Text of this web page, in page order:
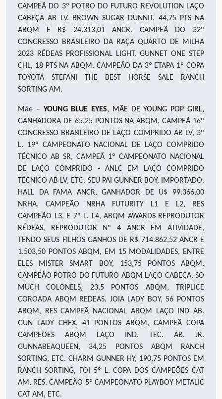
CAMPEÃ DO 3º POTRO DO FUTURO REVOLUTION LAÇO
CABEÇA AB LV. BROWN SUGAR DUNNIT, 44,75PTS NA
ABQM E R$ 24.313,01 ANCR. CAMPEÃ DO 32º
CONGRESSO BRASILEIRO DA RAÇA QUARTO DE MILHA
2023 RÉDEAS PROFISSIONAL LIGHT . GUNNET ONE STEP
CHL, 18PTS NA ABQM, CAMPEÃO DA 3º ETAPA 1º COPA
TOYOTA STEFANI THE BEST HORSE SALE RANCH
SORTING AM.
Mãe – YOUNG BLUE EYES, MÃE DE YOUNG POP GIRL,
GANHADORA DE 65,25 PONTOS NA ABQM, CAMPEÃ 16º
CONGRESSO BRASILEIRO DE LAÇO COMPRIDO AB LV, 3º
L. 19º CAMPEONATO NACIONAL DE LAÇO COMPRIDO
TÉCNICO AB SR, CAMPEÃ 1º CAMPEONATO NACIONAL
DE LAÇO COMPRIDO - ANLC EM LAÇO COMPRIDO
TÉCNICO AB LV, ETC. SEU PAI GUNNER BOY, IMPORTADO.
HALL DA FAMA ANCR, GANHADOR DE U$ 99.366,00
NRHA, CAMPEÃO NRHA FUTURITY L1 E L2, RES
CAMPEÃO L3, E 7º L. L4, ABQM AWARDS REPRODUTOR
RÉDEAS, REPRODUTOR Nº 4 ANCR EM ATIVIDADE,
TENDO SEUS FILHOS GANHOS DE R$ 714.862,52 ANCR E
1.503,50 PONTOS ABQM, EM 15 MODALIDADES, ENTRE
ELES MISTER SMART BOY, 153,75 PONTOS ABQM,
CAMPEÃO POTRO DO FUTURO ABQM LAÇO CABEÇA. SO
MUCH COLONELS, 23,5 PONTOS ABQM, TRIPLICE
COROADA ABQM REDEAS. JOIA LADY BOY, 56 PONTOS
ABQM, RES CAMPEÃ NACIONAL ABQM LAÇO IND AB.
GUN LADY CHEX, 41 PONTOS ABQM, CAMPEÃ COPA
CAMPEÕES ABQM LAÇO IND. TEC. AB. JR.
GUNNABEAQUEEN, 34,25 PONTOS ABQM RANCH
SORTING, ETC. CHARM GUNNER HY, 190,75 PONTOS EM
RANCH SORTING, FOI 5º L. COPA DOS CAMPEÕES CAT
AM, RES. CAMPEÃO 5º CAMPEONATO PLAYBOY METALIC
CAT AM, ETC.